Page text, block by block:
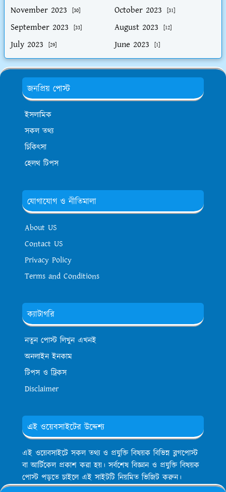
November 2023 [30] October 2023 [31]
September 2023 [33] August 2023 [12]
July 2023 [29] June 2023 [1]
জনপ্রিয় পোস্ট
ইসলামিক
সকল তথ্য
চিকিৎসা
হেলথ টিপস
যোগাযোগ ও নীতিমালা
About US
Contact US
Privacy Policy
Terms and Conditions
ক্যাটাগরি
নতুন পোস্ট লিখুন এখনই
অনলাইন ইনকাম
টিপস ও ট্রিকস
Disclaimer
এই ওয়েবসাইটের উদ্দেশ্য
এই ওয়েবসাইটে সকল তথ্য ও প্রযুক্তি বিষয়ক বিভিন্ন ব্লগপোস্ট
বা আর্টিকেল প্রকাশ করা হয়। সর্বশেষ বিজ্ঞান ও প্রযুক্তি বিষয়ক
পোস্ট পড়তে চাইলে এই সাইটটি নিয়মিত ভিজিট করুন।